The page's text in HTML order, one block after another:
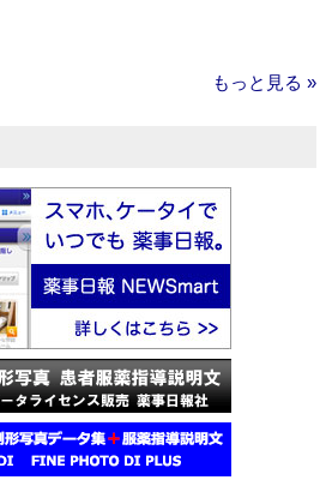
もっと見る »